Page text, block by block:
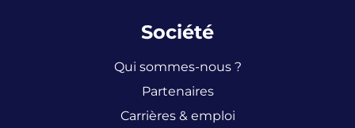
Société
Qui sommes-nous ?
Partenaires
Carrières & emploi